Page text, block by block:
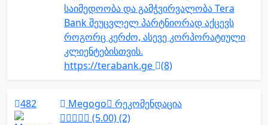
საიმედოობა და გამჭვირვალობა Tera
Bank შეუცვლელ პარტნიორად აქცევს
როგორც კერძო, ასევე კორპორატიული
კლიენტებისთვის.
https://terabank.ge
(8)
482 Megogo
რეკომენდაცია
(5.00) (2)